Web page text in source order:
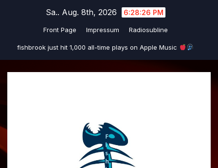
Sa.. Aug. 8th, 2026 6:28:27 PM
Front Page Impressum Radiosubline
fishbrook just hit 1,000 all-time plays on Apple Music